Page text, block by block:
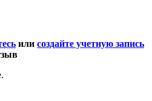
или создайте учетную запись